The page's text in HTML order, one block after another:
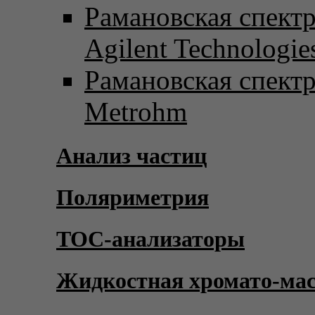
Рамановская
Agilent
Рамановская
Metrohm
Анализ частиц
Поляриметрия
TOC-анализаторы
Жидкостная хромато-